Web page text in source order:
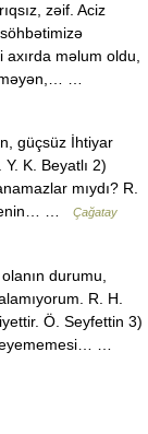
zəif. Aciz
məlum oldu,
…
güçsüz İhtiyar
K. Beyatlı 2)
mıydı? R.
…
Çağatay
durumu,
R. H.
Ö. Seyfettin 3)
…